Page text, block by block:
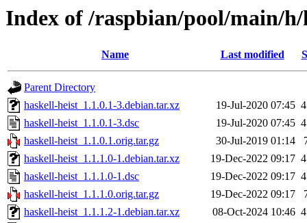
Index of /raspbian/pool/main/
Name Last modified
Parent Directory
haskell-heist_1.1.0.1-3.debian.tar.xz
19-Jul-2020 07:45
haskell-heist_1.1.0.1-3.dsc
19-Jul-2020 07:45
haskell-heist_1.1.0.1.orig.tar.gz
30-Jul-2019 01:14
haskell-heist_1.1.1.0-1.debian.tar.xz
19-Dec-2022 09:17
haskell-heist_1.1.1.0-1.dsc
19-Dec-2022 09:17
haskell-heist_1.1.1.0.orig.tar.gz
19-Dec-2022 09:17
haskell-heist_1.1.1.2-1.debian.tar.xz
08-Oct-2024 10:46